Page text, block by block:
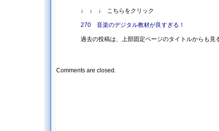
↓ ↓ ↓ こちらをクリック
270 音楽のデジタル教材が良すぎる！
過去の投稿は、上部固定ページのタイトルからも見
Comments are closed.